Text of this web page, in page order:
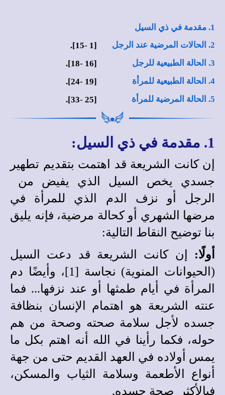
1. مقدمة في ذي السيل
2. الحالات المرضية عند الرجل
[1
-
15].
3. الحالة الطبيعية للرجل
[16
-
18].
4. الحالة الطبيعية للمرأة
[19
-
24].
5. الحالة المرضية للمرأة
[25
-
33].
1. مقدمة في ذي السيل:
إن كانت الشريعة قد اهتمت بتقديم تطهير
جسدي يخص السيل الذي يفيض من
الرجل أو نزف الدم الذي للمرأة في
مرضها الشهري أو كحالة مرضية، فإنه يليق
بنا توضيح النقاط التالية:
أولًا: إن كانت الشريعة قد دعت السيل
(الحيوانات المنوية) نجاسة [1]، وأيضًا دم
المرأة في أيام طمثها أو عند نزفها... فما
عنته الشريعة هو اهتمام الإنسان بنظافة
جسده لأجل سلامة صحته وصحة من هم
حوله، فكما رأينا في الله أنه اهتم بكل ما
يمس أولاده في العهد القديم حتى من جهة
أنواع الأطعمة وسلامة الثياب والمسكن،
فبالأكثر صحة جسده.